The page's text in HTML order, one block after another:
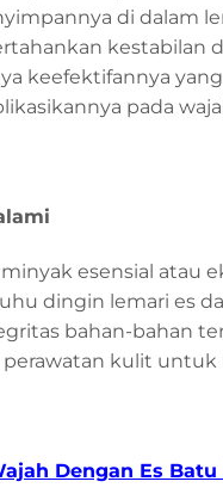
di dalam
kestabilan
keefektifannya
pada
esensial
dingin lemari es
bahan-bahan
kulit
Dengan Es